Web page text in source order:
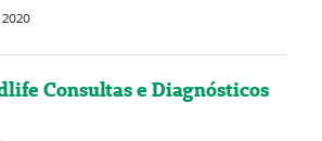
2020
Consultas e Diagnósticos